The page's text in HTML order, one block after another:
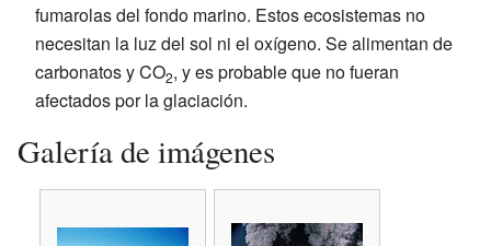
fumarolas del fondo marino. Estos ecosistemas no
necesitan la luz del sol ni el oxígeno. Se alimentan de
carbonatos y CO2, y es probable que no fueran
afectados por la glaciación.
Galería de imágenes